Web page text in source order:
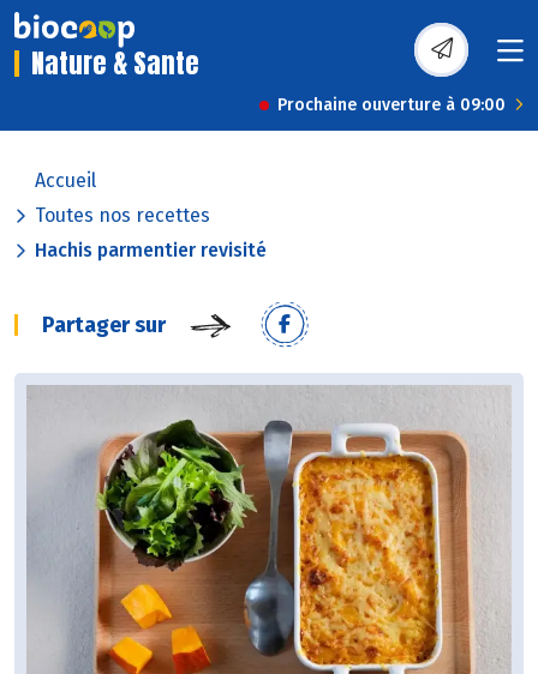
Nature & Sante
Prochaine ouverture à 09:00
Accueil
Toutes nos recettes
Hachis parmentier revisité
Partager sur